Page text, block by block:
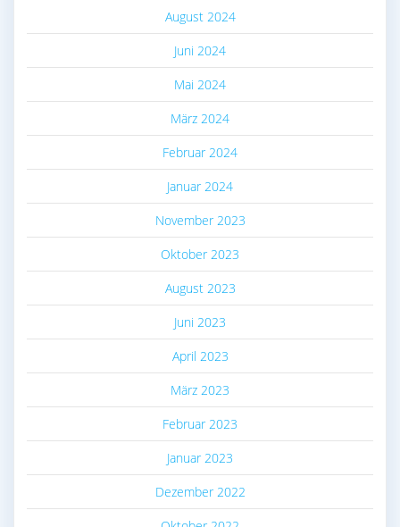
August 2024
Juni 2024
Mai 2024
März 2024
Februar 2024
Januar 2024
November 2023
Oktober 2023
August 2023
Juni 2023
April 2023
März 2023
Februar 2023
Januar 2023
Dezember 2022